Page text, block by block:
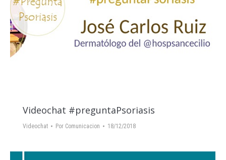
Videochat #preguntaPsoriasis
Videochat Por Comunicacion 18/12/2018